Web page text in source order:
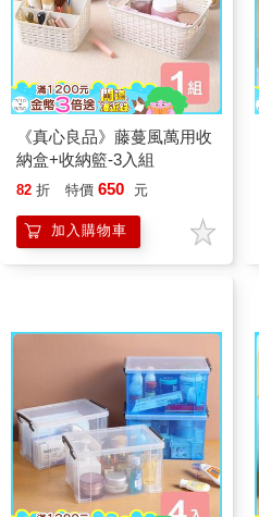
《真心良品》藤蔓風萬用收
納盒+收納籃-3入組
82 折 特價 650 元
加入購物車